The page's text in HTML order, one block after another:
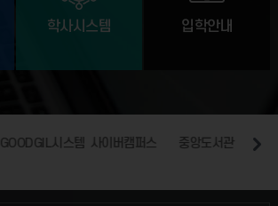
학사시스템 입학안내
GOODGIL시스템 사이버캠퍼스 중앙도서관 장애